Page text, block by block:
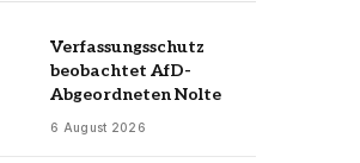
Verfassungsschutz
beobachtet AfD-
Abgeordneten Nolte
6 August 2026